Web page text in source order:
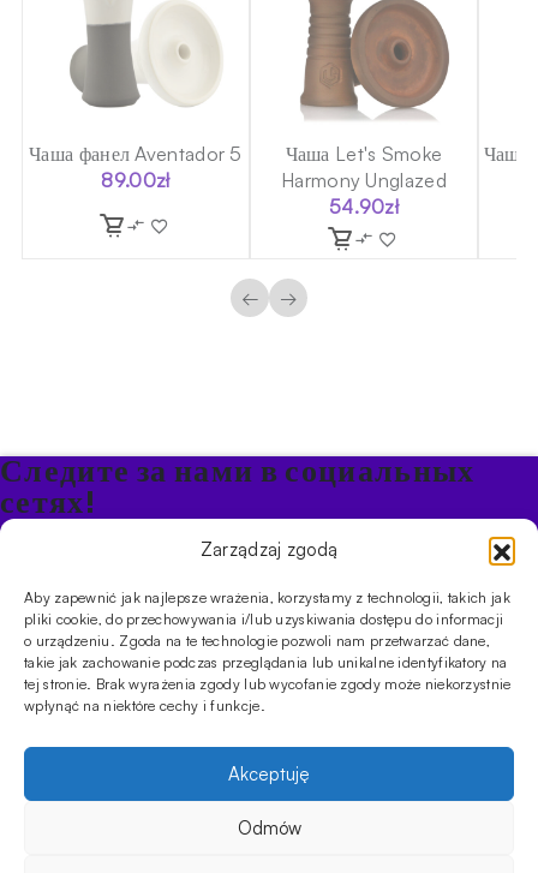
Zarządzaj zgodą
Aby zapewnić jak najlepsze wrażenia, korzystamy z technologii, takich jak
pliki cookie, do przechowywania i/lub uzyskiwania dostępu do informacji
o urządzeniu. Zgoda na te technologie pozwoli nam przetwarzać dane,
takie jak zachowanie podczas przeglądania lub unikalne identyfikatory na
tej stronie. Brak wyrażenia zgody lub wycofanie zgody może niekorzystnie
wpłynąć na niektóre cechy i funkcje.
Akceptuję
Odmów
Чаша фанел Aventador 5
89.00zł
Чаша Let's Smoke
Harmony Unglazed
54.90zł
Чаша
← →
Следите за нами в социальных
сетях!
Будьте в курсе акций и новостей в Кальяне
ПРОДУКТЫ
КальяныЧашиУгли и розжигПродукты безникотиновые
ИНФОРМАЦИЯ
АКЦИИFAQФирмыПравила работы магазина
УСЛУГИ
МагазинОбучения
CYBUCH - SHISHA SKLEP